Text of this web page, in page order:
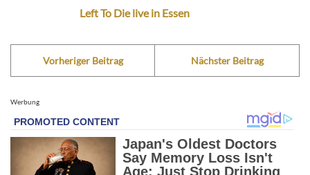
Left To Die live in Essen
Vorheriger Beitrag Nächster Beitrag
Werbung